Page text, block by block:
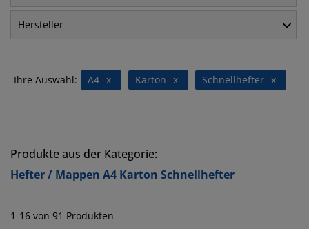
Hersteller
Ihre Auswahl: x
A4 x
Karton x
Schnellhefter
Produkte aus der Kategorie:
Hefter / Mappen A4 Karton Schnellhefter
1-16 von 91 Produkten